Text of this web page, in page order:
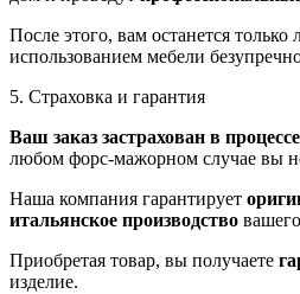
После этого, вам останется только
использованием мебели
5. Страховка и гарантия
Ваш заказ застрахован в
любом форс-мажорном случае вы
Наша компания гарантирует
итальянское производство
Приобретая товар, вы получаете
изделие.